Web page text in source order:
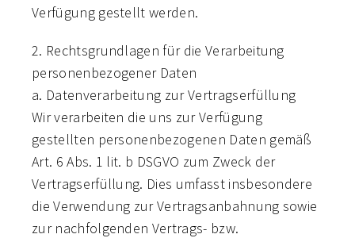
Verfügung gestellt werden.
2. Rechtsgrundlagen für die Verarbeitung
personenbezogener Daten
a. Datenverarbeitung zur Vertragserfüllung
Wir verarbeiten die uns zur Verfügung
gestellten personenbezogenen Daten gemäß
Art. 6 Abs. 1 lit. b DSGVO zum Zweck der
Vertragserfüllung. Dies umfasst insbesondere
die Verwendung zur Vertragsanbahnung sowie
zur nachfolgenden Vertrags- bzw.